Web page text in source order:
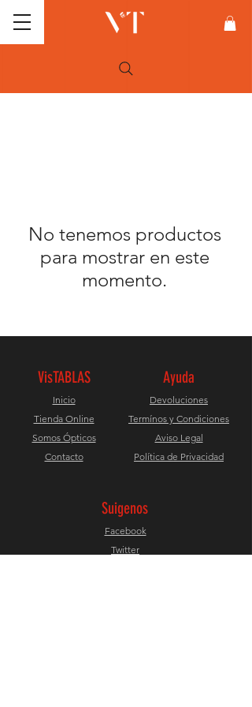
No tenemos productos
para mostrar en este
momento.
VisTABLAS Ayuda
Inicio
Tienda Online
Somos Ópticos
Contacto
Devoluciones
Termínos y Condiciones
Aviso Legal
Política de Privacidad
Suigenos
Facebook
Twitter